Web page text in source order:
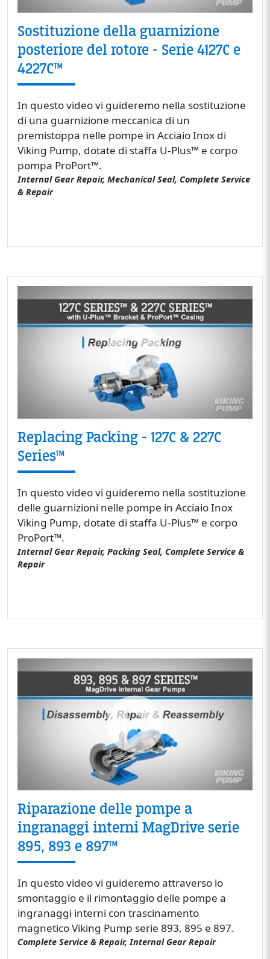
Sostituzione della guarnizione
posteriore del rotore - Serie 4127C e
4227C™
In questo video vi guideremo nella sostituzione
di una guarnizione meccanica di un
premistoppa nelle pompe in Acciaio Inox di
Viking Pump, dotate di staffa U-Plus™ e corpo
pompa ProPort™.
Internal Gear Repair, Mechanical Seal, Complete Service
& Repair
Replacing Packing - 127C & 227C
Series™
In questo video vi guideremo nella sostituzione
delle guarnizioni nelle pompe in Acciaio Inox
Viking Pump, dotate di staffa U-Plus™ e corpo
ProPort™.
Internal Gear Repair, Packing Seal, Complete Service &
Repair
Riparazione delle pompe a
ingranaggi interni MagDrive serie
895, 893 e 897™
In questo video vi guideremo attraverso lo
smontaggio e il rimontaggio delle pompe a
ingranaggi interni con trascinamento
magnetico Viking Pump serie 893, 895 e 897.
Complete Service & Repair, Internal Gear Repair